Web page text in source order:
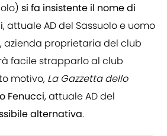
si fa insistente il nome di
, attuale AD del Sassuolo e uomo
azienda proprietaria del club
facile strapparlo al club
motivo, La Gazzetta dello
Fenucci, attuale AD del
alternativa.